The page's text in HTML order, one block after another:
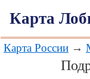
Карта
Карта России →